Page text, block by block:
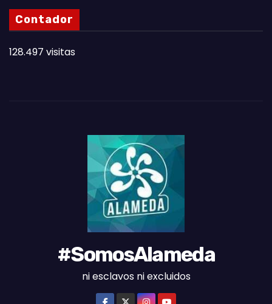
N
O
A
Contador
128.497 visitas
#SomosAlameda
ni esclavos ni excluidos